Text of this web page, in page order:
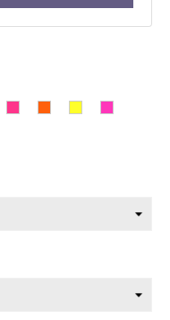
Rose
OrangeFluo
Fluo